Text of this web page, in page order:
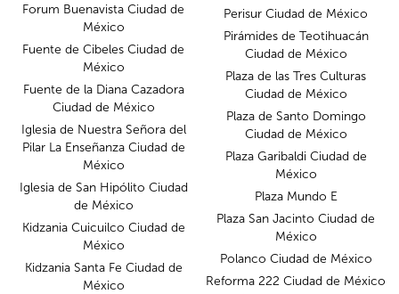
Forum Buenavista Ciudad de
México
Fuente de Cibeles Ciudad de
México
Fuente de la Diana Cazadora
Ciudad de México
Iglesia de Nuestra Señora del
Pilar La Enseñanza Ciudad de
México
Iglesia de San Hipólito Ciudad
de México
Kidzania Cuicuilco Ciudad de
México
Kidzania Santa Fe Ciudad de
México
Perisur Ciudad de México
Pirámides de Teotihuacán
Ciudad de México
Plaza de las Tres Culturas
Ciudad de México
Plaza de Santo Domingo
Ciudad de México
Plaza Garibaldi Ciudad de
México
Plaza Mundo E
Plaza San Jacinto Ciudad de
México
Polanco Ciudad de México
Reforma 222 Ciudad de México